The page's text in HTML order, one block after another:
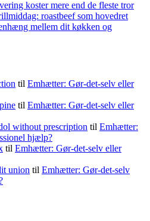
koster mere end de fleste tror
roastbeef som hovedret
mellem dit køkken og
til Emhætter: Gør-det-selv eller
til Emhætter: Gør-det-selv eller
without prescription til Emhætter:
hjælp?
til Emhætter: Gør-det-selv eller
union til Emhætter: Gør-det-selv